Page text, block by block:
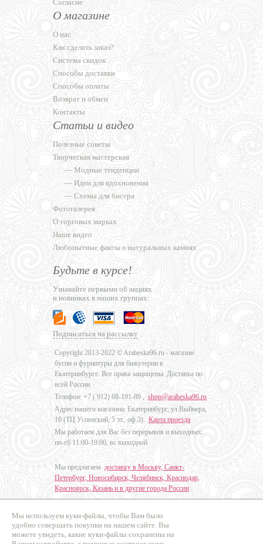
Мы используем куки-файлы, чтобы Вам было
удобно совершать покупки на нашем сайте. Вы
можете увидеть, какие куки-файлы сохранены на
Согласие
О магазине
О нас
Как сделать заказ?
Система скидок
Способы доставки
Способы оплаты
Возврат и обмен
Контакты
Статьи и видео
Полезные советы
Творческая мастерская
— Модные тенденции
— Идеи для вдохновения
— Схемы для бисера
Фотогалерея
О торговых марках
Наше видео
Любопытные факты о натуральных камнях
Будьте в курсе!
Узнавайте первыми об акциях
и новинках в наших группах:
Подписаться на рассылку
Copyright 2013-2022 © Arabeska96.ru - магазин
бусин и фурнитуры для бижутерии в
Екатеринбурге. Все права защищены. Доставка по
всей России.
Телефон: +7 ( 912) 68-191-89 , shop@arabeska96.ru
Адрес нашего магазина: Екатеринбург, ул.Выйнера,
10 (ТЦ Успенский, 5 эт., оф.3). Карта проезда
Мы работаем для Вас без перерывов и выходных:
пн-сб 11:00-19:00, вс выходной
Мы предлагаем доставку в Москву, Санкт-
Петербург, Новосибирск, Челябинск, Краснодар,
Красноярск, Казань и в другие города России .
Дизайн - Наталья Мальцева
Продвижение сайтов